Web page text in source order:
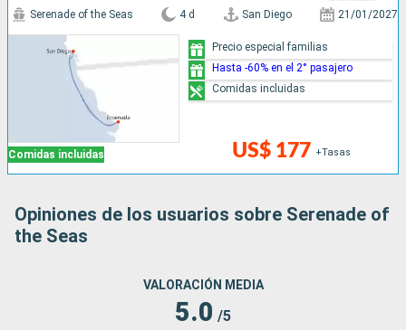
Comidas incluidas
Serenade of the Seas 4 d San Diego 21/01/2027
US$ 177 +Tasas
Precio especial familias
Hasta -60% en el 2° pasajero
Comidas incluidas
Opiniones de los usuarios sobre Serenade of
the Seas
VALORACIÓN MEDIA
5.0 /5